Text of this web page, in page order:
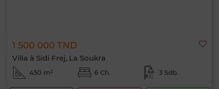
1 500 000 TND
Villa à Sidi Frej, La Soukra
450 m² 6 Ch. 3 Sdb.